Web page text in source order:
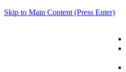
Skip to Main Content (Press Enter)